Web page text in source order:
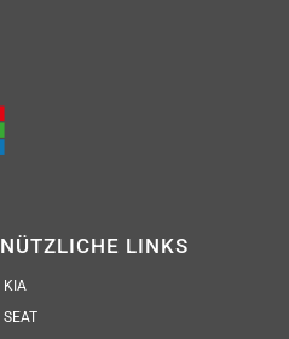
NÜTZLICHE LINKS
KIA
SEAT